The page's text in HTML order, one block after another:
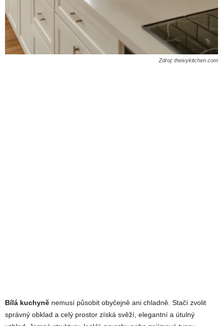
Zdroj: theivykitchen.com
Bílá kuchyně nemusí působit obyčejně ani chladně. Stačí zvolit
správný obklad a celý prostor získá svěží, elegantní a útulný